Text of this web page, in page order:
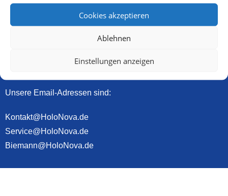
Cookies akzeptieren
Ablehnen
Einstellungen anzeigen
Unsere Telefonnummern sind:
040 – 56 63 – 00 Büro
Unsere Email-Adressen sind:
Kontakt@HoloNova.de
Service@HoloNova.de
Biemann@HoloNova.de